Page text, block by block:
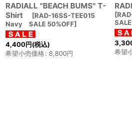
RADIALL "BEACH BUMS" T-
Shirt
[RAD-16SS-TEE015
Navy SALE 50%OFF]
4,400円(税込)
希望小売価格: 8,800円
[
希望